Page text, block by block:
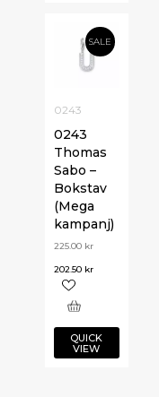
SALE
0243
0243
Thomas
Sabo –
Bokstav
(Mega
kampanj)
225.00 kr
202.50 kr
QUICK
VIEW